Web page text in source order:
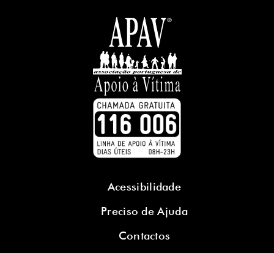
Acessibilidade
Preciso de Ajuda
Contactos